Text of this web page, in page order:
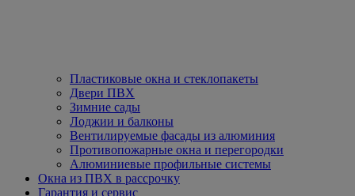
Пластиковые окна и стеклопакеты
Двери ПВХ
Зимние сады
Лоджии и балконы
Вентилируемые фасады из алюминия
Противопожарные окна и перегородки
Алюминиевые профильные системы
Окна из ПВХ в рассрочку
Гарантия и сервис